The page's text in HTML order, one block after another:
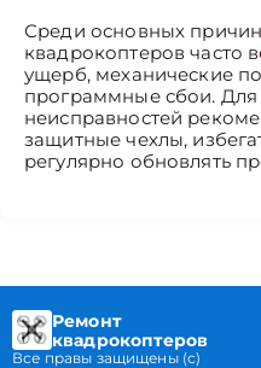
Среди основных
квадрокоптеров часто
ущерб, механические
программные сбои.
неисправностей
защитные чехлы,
регулярно обновлять
Ремонт
квадрокоптеров
Все правы защищены (с)